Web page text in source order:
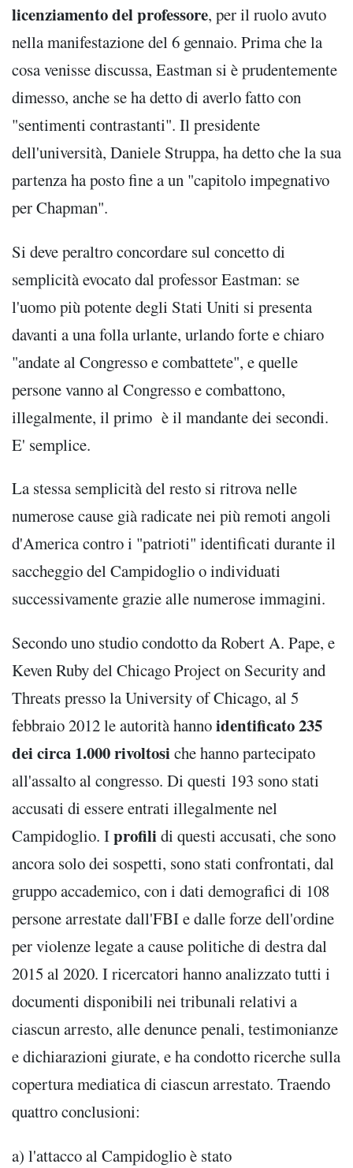
licenziamento del professore, per il ruolo avuto
nella manifestazione del 6 gennaio. Prima che la
cosa venisse discussa, Eastman si è prudentemente
dimesso, anche se ha detto di averlo fatto con
"sentimenti contrastanti". Il presidente
dell'università, Daniele Struppa, ha detto che la sua
partenza ha posto fine a un "capitolo impegnativo
per Chapman".
Si deve peraltro concordare sul concetto di
semplicità evocato dal professor Eastman: se
l'uomo più potente degli Stati Uniti si presenta
davanti a una folla urlante, urlando forte e chiaro
"andate al Congresso e combattete", e quelle
persone vanno al Congresso e combattono,
illegalmente, il primo è il mandante dei secondi.
E' semplice.
La stessa semplicità del resto si ritrova nelle
numerose cause già radicate nei più remoti angoli
d'America contro i "patrioti" identificati durante il
saccheggio del Campidoglio o individuati
successivamente grazie alle numerose immagini.
Secondo uno studio condotto da Robert A. Pape, e
Keven Ruby del Chicago Project on Security and
Threats presso la University of Chicago, al 5
febbraio 2012 le autorità hannoidentificato 235
dei circa 1.000 rivoltosiche hanno partecipato
all'assalto al congresso. Di questi 193 sono stati
accusati di essere entrati illegalmente nel
Campidoglio. Iprofilidi questi accusati, che sono
ancora solo dei sospetti, sono stati confrontati, dal
gruppo accademico, con i dati demografici di 108
persone arrestate dall'FBI e dalle forze dell'ordine
per violenze legate a cause politiche di destra dal
2015 al 2020. I ricercatori hanno analizzato tutti i
documenti disponibili nei tribunali relativi a
ciascun arresto, alle denunce penali, testimonianze
e dichiarazioni giurate, e ha condotto ricerche sulla
copertura mediatica di ciascun arrestato. Traendo
quattro conclusioni:
a) l'attacco al Campidoglio è stato